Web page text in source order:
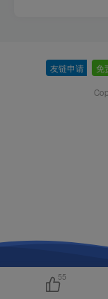
友链申请 免
55